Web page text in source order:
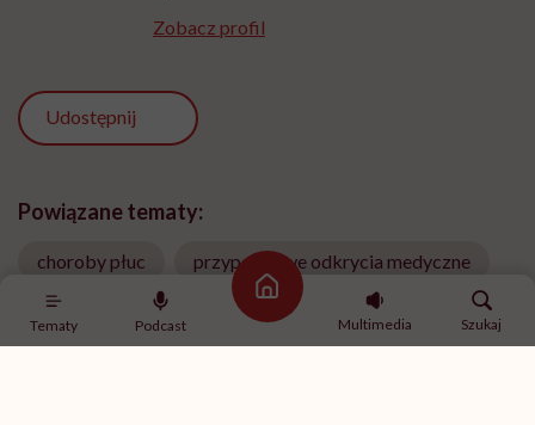
Tematy Podcast
Strona główna
Multimedia
Szukaj
Zobacz profil
Udostępnij
Powiązane tematy:
choroby płuc przypadkowe odkrycia medyczne
Serce zapalenie płuc